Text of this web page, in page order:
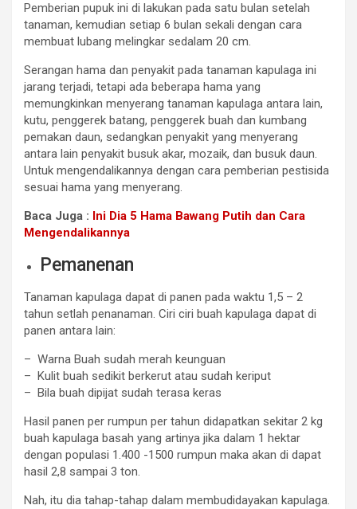
Pemberian pupuk ini di lakukan pada satu bulan setelah
tanaman, kemudian setiap 6 bulan sekali dengan cara
membuat lubang melingkar sedalam 20 cm.
Serangan hama dan penyakit pada tanaman kapulaga ini
jarang terjadi, tetapi ada beberapa hama yang
memungkinkan menyerang tanaman kapulaga antara lain,
kutu, penggerek batang, penggerek buah dan kumbang
pemakan daun, sedangkan penyakit yang menyerang
antara lain penyakit busuk akar, mozaik, dan busuk daun.
Untuk mengendalikannya dengan cara pemberian pestisida
sesuai hama yang menyerang.
Baca Juga : Ini Dia 5 Hama Bawang Putih dan Cara
Mengendalikannya
Pemanenan
Tanaman kapulaga dapat di panen pada waktu 1,5 – 2
tahun setlah penanaman. Ciri ciri buah kapulaga dapat di
panen antara lain:
– Warna Buah sudah merah keunguan
– Kulit buah sedikit berkerut atau sudah keriput
– Bila buah dipijat sudah terasa keras
Hasil panen per rumpun per tahun didapatkan sekitar 2 kg
buah kapulaga basah yang artinya jika dalam 1 hektar
dengan populasi 1.400 -1500 rumpun maka akan di dapat
hasil 2,8 sampai 3 ton.
Nah, itu dia tahap-tahap dalam membudidayakan kapulaga.